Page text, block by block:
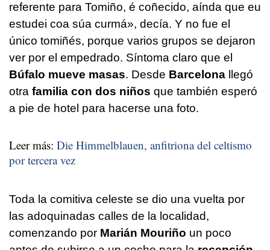
referente para Tomiño, é coñecido, aínda que eu
estudei coa súa curmá», decía. Y no fue el
único tomiñés, porque varios grupos se dejaron
ver por el empedrado. Síntoma claro que el
Búfalo mueve masas. Desde Barcelona llegó
otra familia con dos niños que también esperó
a pie de hotel para hacerse una foto.
Leer más: Die Himmelblauen, anfitriona del celtismo
por tercera vez
Toda la comitiva celeste se dio una vuelta por
las adoquinadas calles de la localidad,
comenzando por Marián Mouriño un poco